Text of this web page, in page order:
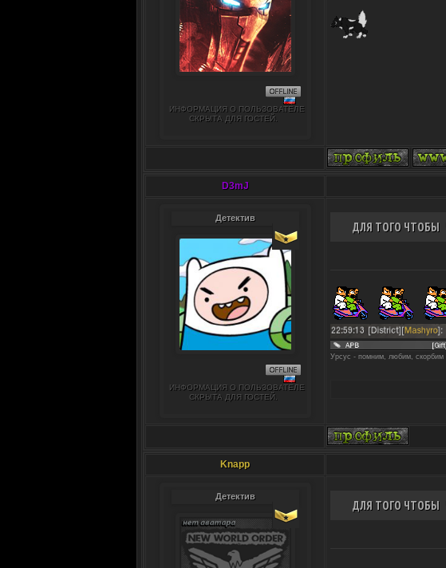
ИНФОРМАЦИЯ О ПОЛЬЗОВАТЕЛЕ
СКРЫТА ДЛЯ ГОСТЕЙ.
D3mJ
Детектив
ИНФОРМАЦИЯ О ПОЛЬЗОВАТЕЛЕ
СКРЫТА ДЛЯ ГОСТЕЙ.
ДЛЯ ТОГО ЧТОБЫ
Урсус - помним, любим, скорбим
Knapp
Детектив
ДЛЯ ТОГО ЧТОБЫ